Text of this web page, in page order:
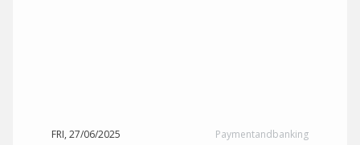
FRI, 27/06/2025 Paymentandbanking